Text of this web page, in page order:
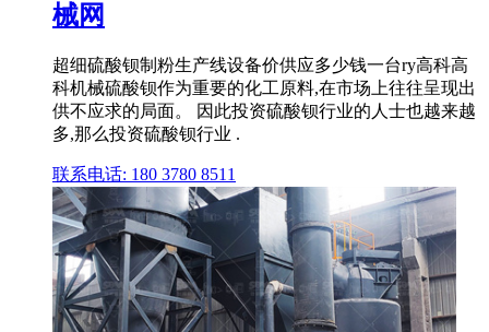
械网
超细硫酸钡制粉生产线设备价供应多少钱一台ry高科高
科机械硫酸钡作为重要的化工原料,在市场上往往呈现出
供不应求的局面。 因此投资硫酸钡行业的人士也越来越
多,那么投资硫酸钡行业 .
联系电话: 180 3780 8511